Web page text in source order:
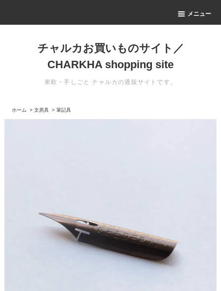
メニュー
チャルカお買いものサイト／
CHARKHA shopping site
東欧・手しごと チャルカの通販サイトです。
ホーム >文房具 >筆記具